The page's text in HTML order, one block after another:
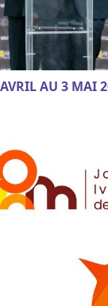
AU 3 MAI